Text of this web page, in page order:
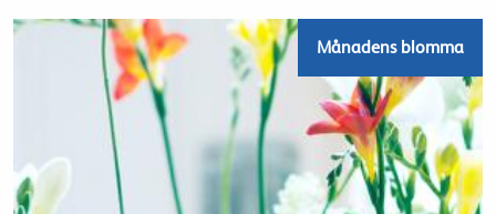
Månadens blomma